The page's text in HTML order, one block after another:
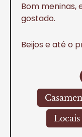
Bom meninas,
gostado.
Beijos e até o
Locais